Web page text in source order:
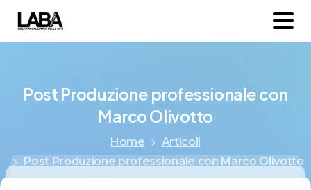
Post Produzione professionalecon
MarcoOlivotto
Home
Articoli
Post Produzione professionale con Marco Olivotto